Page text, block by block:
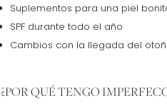
Suplementos para una piel
SPF durante todo el año
Cambios con la llegada del
¿POR QUÉ TENGO